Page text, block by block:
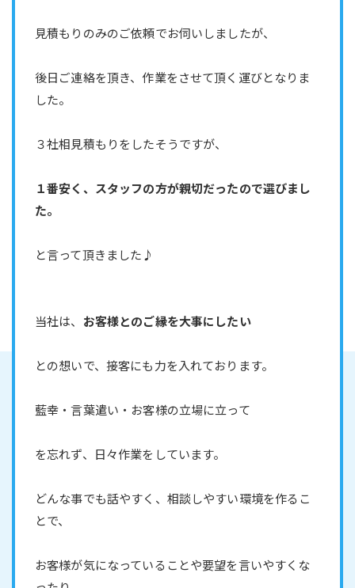
見積もりのみのご依頼でお伺いしましたが、
後日ご連絡を頂き、作業をさせて頂く運びとなりま
した。
３社相見積もりをしたそうですが、
１番安く、スタッフの方が親切だったので選びまし
た。
と言って頂きました♪
当社は、 お客様とのご縁を大事にしたい
との想いで、接客にも力を入れております。
藍幸・言葉遣い・お客様の立場に立って
を忘れず、日々作業をしています。
どんな事でも話やすく、相談しやすい環境を作るこ
とで、
お客様が気になっていることや要望を言いやすくな